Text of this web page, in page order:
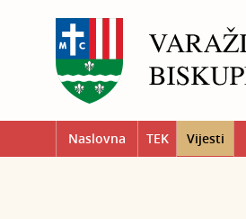
Naslovna TEK Vijesti